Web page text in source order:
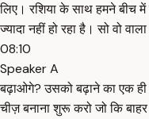
लिए। रशिया के साथ हमने बीच
ज्यादा नहीं हो रहा है। सो वो
08:10
Speaker A
बढ़ाओगे? उसको बढ़ाने का एक
चीज़ बनाना शुरू करो जो कि